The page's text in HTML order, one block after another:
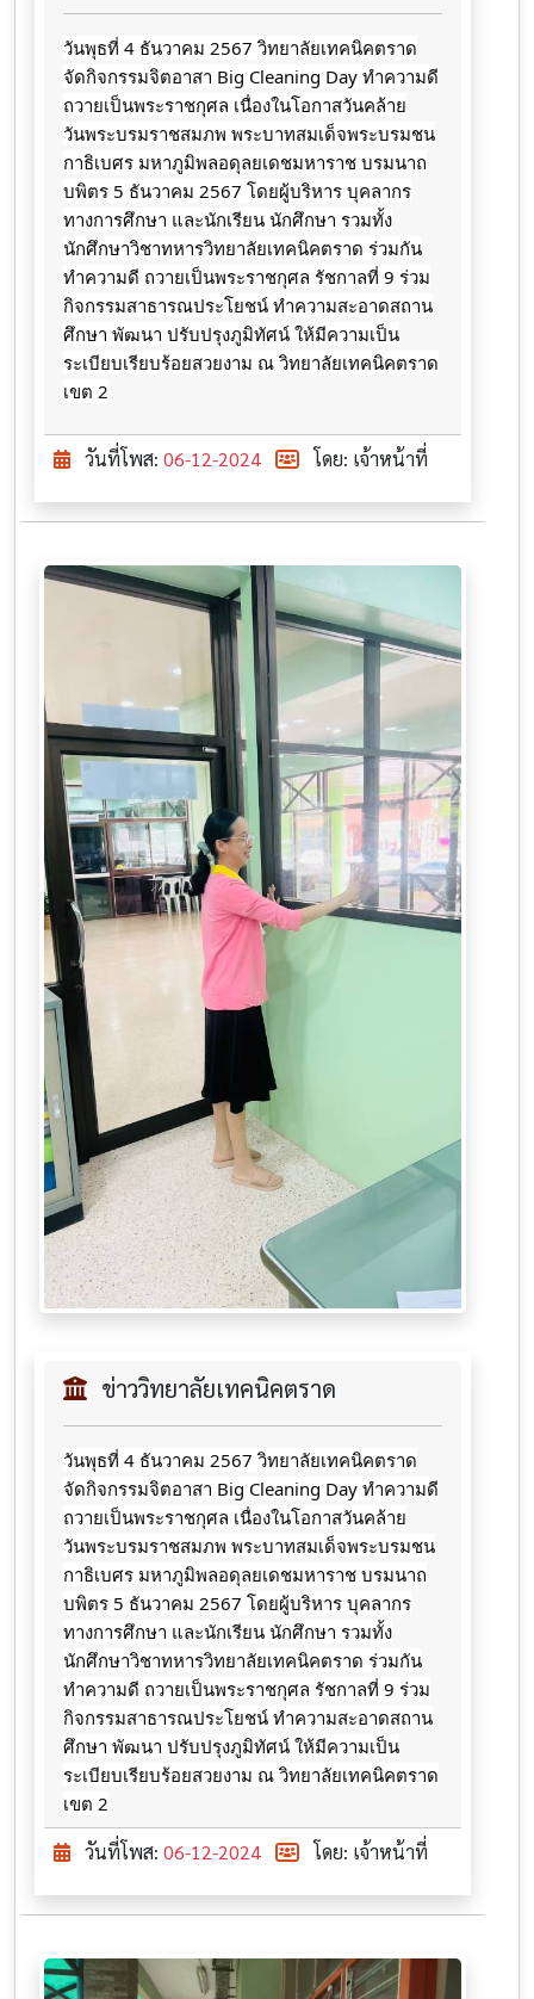
วันพุธที่ 4 ธันวาคม 2567 วิทยาลัยเทคนิคตราด
จัดกิจกรรมจิตอาสา Big Cleaning Day ทำความดี
ถวายเป็นพระราชกุศล เนื่องในโอกาสวันคล้าย
วันพระบรมราชสมภพ พระบาทสมเด็จพระบรมชน
กาธิเบศร มหาภูมิพลอดุลยเดชมหาราช บรมนาถ
บพิตร 5 ธันวาคม 2567 โดยผู้บริหาร บุคลากร
ทางการศึกษา และนักเรียน นักศึกษา รวมทั้ง
นักศึกษาวิชาทหารวิทยาลัยเทคนิคตราด ร่วมกัน
ทำความดี ถวายเป็นพระราชกุศล รัชกาลที่ 9 ร่วม
กิจกรรมสาธารณประโยชน์ ทำความสะอาดสถาน
ศึกษา พัฒนา ปรับปรุงภูมิทัศน์ ให้มีความเป็น
ระเบียบเรียบร้อยสวยงาม ณ วิทยาลัยเทคนิคตราด
เขต 2
วันที่โพส: 06-12-2024 โดย: เจ้าหน้าที่
ข่าววิทยาลัยเทคนิคตราด
วันพุธที่ 4 ธันวาคม 2567 วิทยาลัยเทคนิคตราด
จัดกิจกรรมจิตอาสา Big Cleaning Day ทำความดี
ถวายเป็นพระราชกุศล เนื่องในโอกาสวันคล้าย
วันพระบรมราชสมภพ พระบาทสมเด็จพระบรมชน
กาธิเบศร มหาภูมิพลอดุลยเดชมหาราช บรมนาถ
บพิตร 5 ธันวาคม 2567 โดยผู้บริหาร บุคลากร
ทางการศึกษา และนักเรียน นักศึกษา รวมทั้ง
นักศึกษาวิชาทหารวิทยาลัยเทคนิคตราด ร่วมกัน
ทำความดี ถวายเป็นพระราชกุศล รัชกาลที่ 9 ร่วม
กิจกรรมสาธารณประโยชน์ ทำความสะอาดสถาน
ศึกษา พัฒนา ปรับปรุงภูมิทัศน์ ให้มีความเป็น
ระเบียบเรียบร้อยสวยงาม ณ วิทยาลัยเทคนิคตราด
เขต 2
วันที่โพส: 06-12-2024 โดย: เจ้าหน้าที่